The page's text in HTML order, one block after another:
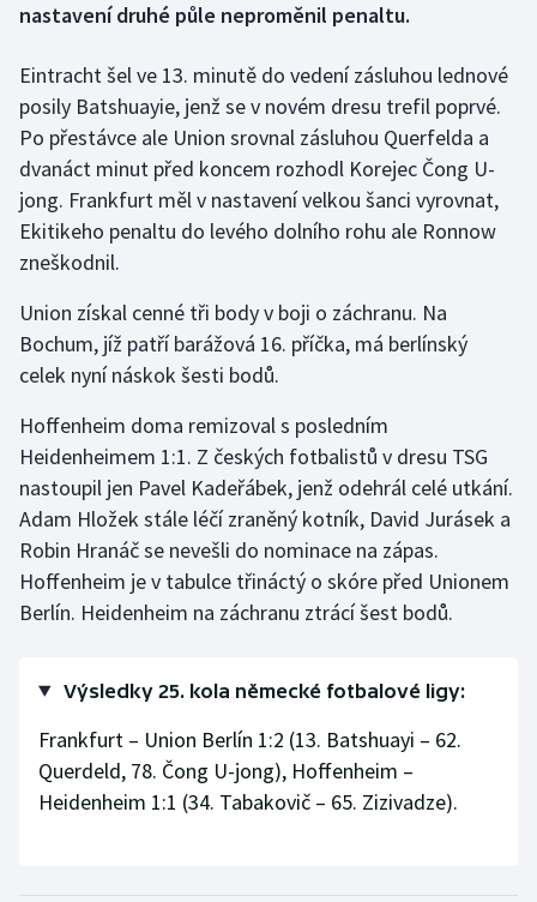
Florbal
Futsal
Golf
Gymnastika
Házená
Jezdectví
Krasobruslení
Lezení
Lyže a snowboard
Motorsport
Olympijské hry
nastavení druhé půle neproměnil penaltu.
Eintracht šel ve 13. minutě do vedení zásluhou lednové
posily Batshuayie, jenž se v novém dresu trefil poprvé.
Po přestávce ale Union srovnal zásluhou Querfelda a
dvanáct minut před koncem rozhodl Korejec Čong U-
jong. Frankfurt měl v nastavení velkou šanci vyrovnat,
Ekitikeho penaltu do levého dolního rohu ale Ronnow
zneškodnil.
Union získal cenné tři body v boji o záchranu. Na
Bochum, jíž patří barážová 16. příčka, má berlínský
celek nyní náskok šesti bodů.
Hoffenheim doma remizoval s posledním
Heidenheimem 1:1. Z českých fotbalistů v dresu TSG
nastoupil jen Pavel Kadeřábek, jenž odehrál celé utkání.
Adam Hložek stále léčí zraněný kotník, David Jurásek a
Robin Hranáč se nevešli do nominace na zápas.
Hoffenheim je v tabulce třináctý o skóre před Unionem
Berlín. Heidenheim na záchranu ztrácí šest bodů.
Výsledky 25. kola německé fotbalové ligy:
Frankfurt – Union Berlín 1:2 (13. Batshuayi – 62.
Querdeld, 78. Čong U-jong), Hoffenheim –
Heidenheim 1:1 (34. Tabakovič – 65. Zizivadze).